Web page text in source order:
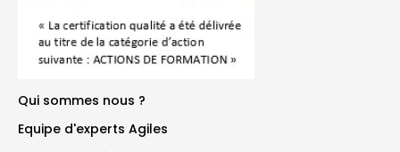
Qui sommes nous ?
Equipe d'experts Agiles